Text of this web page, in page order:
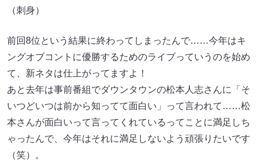
（刺身）
前回8位という結果に終わってしまったんで……今年はキ
ングオブコントに優勝するためのライブっていうのを始め
て、新ネタは仕上がってますよ！
あと去年は事前番組でダウンタウンの松本人志さんに「そ
いつどいつは前から知ってて面白い」って言われて……松
本さんが面白いって言ってくれているってことに満足しち
ゃったんで、今年はそれに満足しないよう頑張りたいです
（笑）。